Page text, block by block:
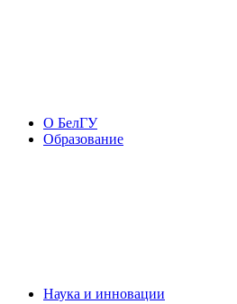
О БелГУ
Образование
Наука и инновации